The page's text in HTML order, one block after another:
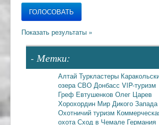
- Метки:
Алтай Туркластеры
озераСВО Донбасс VIP-туризм
Греф Евтушенков Олег Царев
Хорохордин Мир Дикого Запада
Охотничий туризм
охотаСход в Чемале Германия